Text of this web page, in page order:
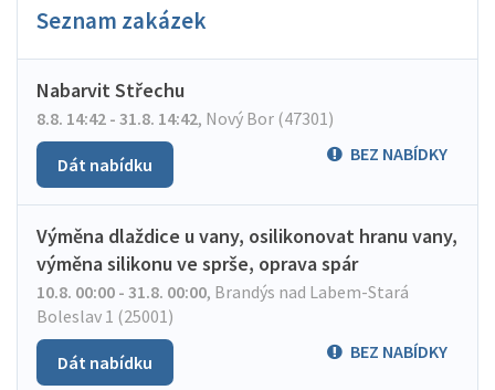
Seznam zakázek
Nabarvit Střechu
8.8. 14:42 - 31.8. 14:42, Nový Bor (47301)
BEZ NABÍDKY
Dát nabídku
Výměna dlaždice u vany, osilikonovat hranu vany,
výměna silikonu ve sprše, oprava spár
10.8. 00:00 - 31.8. 00:00, Brandýs nad Labem-Stará
Boleslav 1 (25001)
BEZ NABÍDKY
Dát nabídku